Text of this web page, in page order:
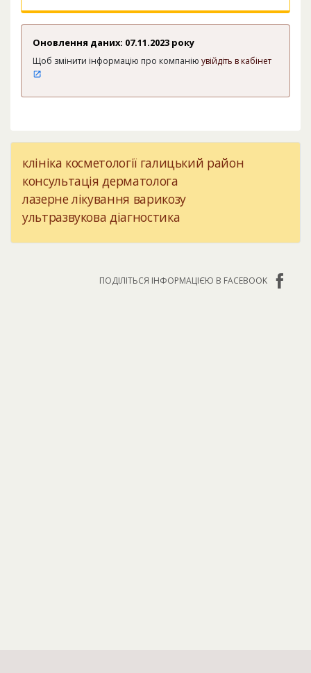
Оновлення даних: 07.11.2023 року
Щоб змінити інформацію про компанію увійдіть в кабінет
клініка косметології галицький район
консультація дерматолога
лазерне лікування варикозу
ультразвукова діагностика
ПОДІЛІТЬСЯ ІНФОРМАЦІЄЮ В FACEBOOK